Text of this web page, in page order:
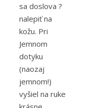
sa doslova ?️
nalepiť na
kožu. Pri
Jemnom
dotyku
(naozaj
jemnom!)
vyšiel na ruke